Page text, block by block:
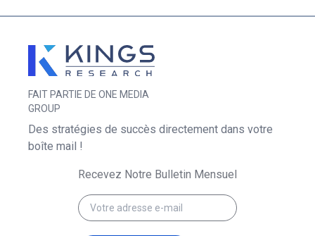
FAIT PARTIE DE ONE MEDIA
GROUP
Des stratégies de succès directement dans votre
boîte mail !
Recevez Notre Bulletin Mensuel